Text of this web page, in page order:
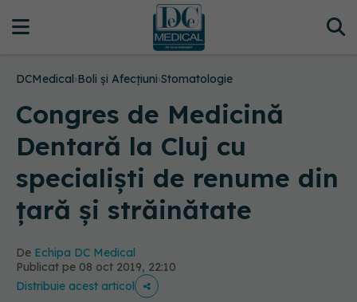
DCMedical›Boli și Afecțiuni›Stomatologie
Congres de Medicină
Dentară la Cluj cu
specialiști de renume din
țară și străinătate
De Echipa DC Medical
Publicat pe 08 oct 2019, 22:10
Distribuie acest articol